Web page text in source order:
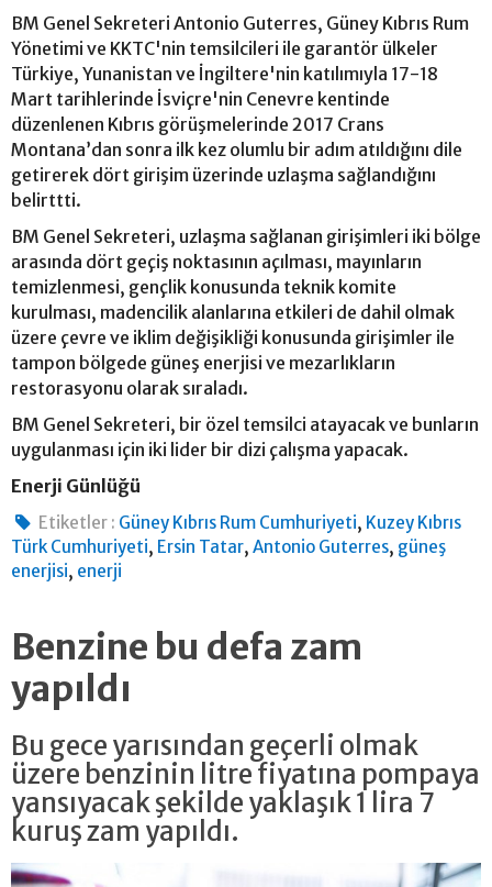
BM Genel Sekreteri Antonio Guterres, Güney Kıbrıs Rum
Yönetimi ve KKTC'nin temsilcileri ile garantör ülkeler
Türkiye, Yunanistan ve İngiltere'nin katılımıyla 17-18
Mart tarihlerinde İsviçre'nin Cenevre kentinde
düzenlenen Kıbrıs görüşmelerinde 2017 Crans
Montana’dan sonra ilk kez olumlu bir adım atıldığını dile
getirerek dört girişim üzerinde uzlaşma sağlandığını
belirttti.
BM Genel Sekreteri, uzlaşma sağlanan girişimleri iki bölge
arasında dört geçiş noktasının açılması, mayınların
temizlenmesi, gençlik konusunda teknik komite
kurulması, madencilik alanlarına etkileri de dahil olmak
üzere çevre ve iklim değişikliği konusunda girişimler ile
tampon bölgede güneş enerjisi ve mezarlıkların
restorasyonu olarak sıraladı.
BM Genel Sekreteri, bir özel temsilci atayacak ve bunların
uygulanması için iki lider bir dizi çalışma yapacak.
Enerji Günlüğü
Etiketler : Güney Kıbrıs Rum Cumhuriyeti, Kuzey Kıbrıs
Türk Cumhuriyeti, Ersin Tatar, Antonio Guterres, güneş
enerjisi, enerji
Benzine bu defa zam
yapıldı
Bu gece yarısından geçerli olmak
üzere benzinin litre fiyatına pompaya
yansıyacak şekilde yaklaşık 1 lira 7
kuruş zam yapıldı.